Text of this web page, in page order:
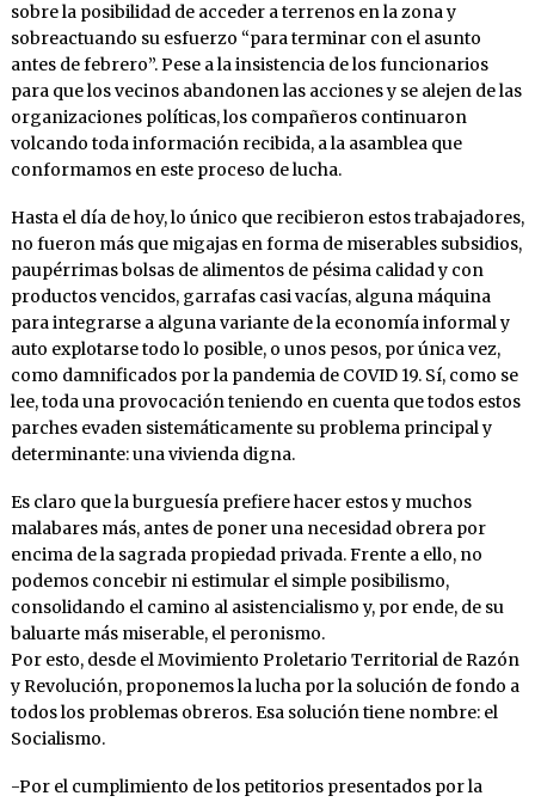
sobre la posibilidad de acceder a terrenos en la zona y
sobreactuando su esfuerzo “para terminar con el asunto
antes de febrero”. Pese a la insistencia de los funcionarios
para que los vecinos abandonen las acciones y se alejen de las
organizaciones políticas, los compañeros continuaron
volcando toda información recibida, a la asamblea que
conformamos en este proceso de lucha.
Hasta el día de hoy, lo único que recibieron estos trabajadores,
no fueron más que migajas en forma de miserables subsidios,
paupérrimas bolsas de alimentos de pésima calidad y con
productos vencidos, garrafas casi vacías, alguna máquina
para integrarse a alguna variante de la economía informal y
auto explotarse todo lo posible, o unos pesos, por única vez,
como damnificados por la pandemia de COVID 19. Sí, como se
lee, toda una provocación teniendo en cuenta que todos estos
parches evaden sistemáticamente su problema principal y
determinante: una vivienda digna.
Es claro que la burguesía prefiere hacer estos y muchos
malabares más, antes de poner una necesidad obrera por
encima de la sagrada propiedad privada. Frente a ello, no
podemos concebir ni estimular el simple posibilismo,
consolidando el camino al asistencialismo y, por ende, de su
baluarte más miserable, el peronismo.
Por esto, desde el Movimiento Proletario Territorial de Razón
y Revolución, proponemos la lucha por la solución de fondo a
todos los problemas obreros. Esa solución tiene nombre: el
Socialismo.
-Por el cumplimiento de los petitorios presentados por la